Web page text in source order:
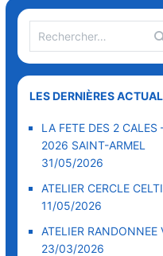
LES DERNIÈRES
LA FETE DES 2
2026 SAINT-ARMEL
31/05/2026
ATELIER CERCLE
11/05/2026
ATELIER RANDONNEE
23/03/2026